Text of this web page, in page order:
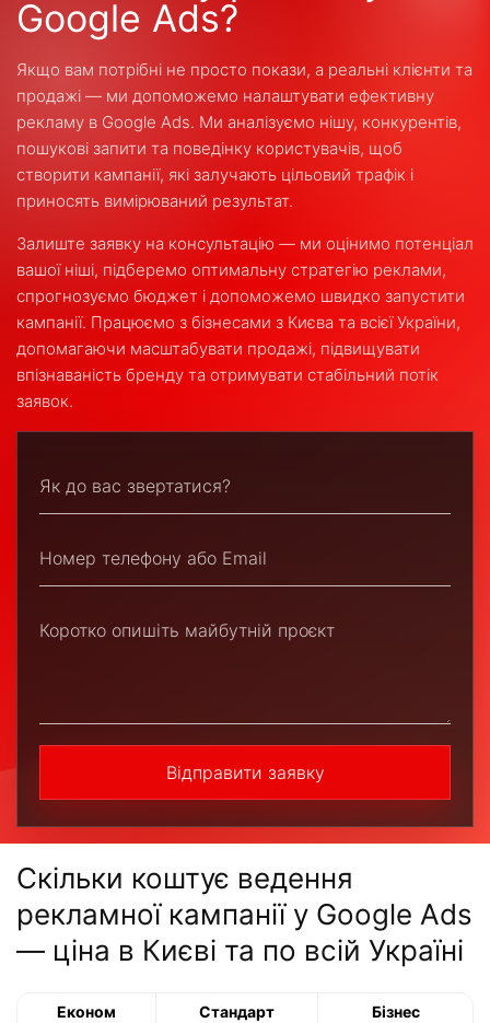
Google Ads?
Якщо вам потрібні не просто покази, а реальні клієнти та
продажі — ми допоможемо налаштувати ефективну
рекламу в Google Ads. Ми аналізуємо нішу, конкурентів,
пошукові запити та поведінку користувачів, щоб
створити кампанії, які залучають цільовий трафік і
приносять вимірюваний результат.
Залиште заявку на консультацію — ми оцінимо потенціал
вашої ніші, підберемо оптимальну стратегію реклами,
спрогнозуємо бюджет і допоможемо швидко запустити
кампанії. Працюємо з бізнесами з Києва та всієї України,
допомагаючи масштабувати продажі, підвищувати
впізнаваність бренду та отримувати стабільний потік
заявок.
Відправити заявку
Скільки коштує ведення
рекламної кампанії у Google Ads
— ціна в Києві та по всій Україні
Економ Стандарт Бізнес